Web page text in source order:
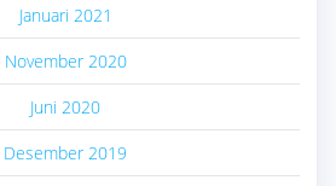
Januari 2021
November 2020
Juni 2020
Desember 2019